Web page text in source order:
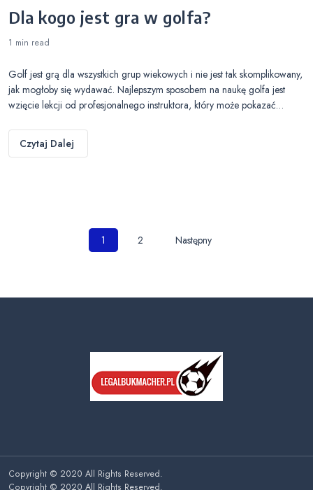
Dla kogo jest gra w golfa?
1 min read
Golf jest grą dla wszystkich grup wiekowych i nie jest tak skomplikowany,
jak mogłoby się wydawać. Najlepszym sposobem na naukę golfa jest
wzięcie lekcji od profesjonalnego instruktora, który może pokazać…
Czytaj Dalej
Nawigacja
1 2 Następny
Copyright © 2020 All Rights Reserved.
Copyright © 2020 All Rights Reserved.